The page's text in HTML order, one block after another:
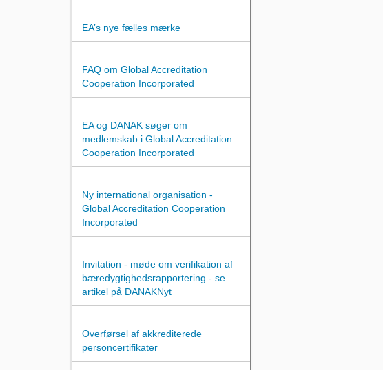
EA’s nye fælles mærke
FAQ om Global Accreditation
Cooperation Incorporated
EA og DANAK søger om
medlemskab i Global Accreditation
Cooperation Incorporated
Ny international organisation -
Global Accreditation Cooperation
Incorporated
Invitation - møde om verifikation af
bæredygtighedsrapportering - se
artikel på DANAKNyt
Overførsel af akkrediterede
personcertifikater